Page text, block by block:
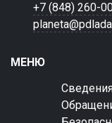
+7 (848) 260-
МЕНЮ